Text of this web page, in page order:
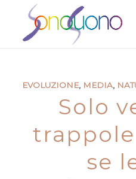
EVOLUZIONE, MEDIA,
Solo
se